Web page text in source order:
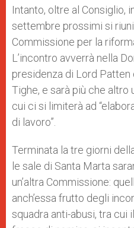
Intanto, oltre al Consiglio,
settembre prossimi si
Commissione per la
L’incontro avverrà nella
presidenza di Lord Patten
Tighe, e sarà più che altro
cui ci si limiterà ad
di lavoro”.
Terminata la tre giorni
le sale di Santa Marta
un’altra Commissione:
anch’essa frutto degli
squadra anti-abusi, tra cui